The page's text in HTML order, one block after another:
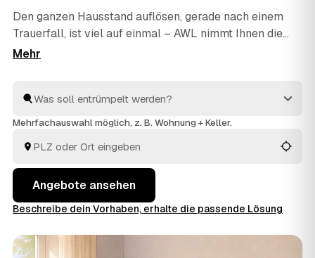
Den ganzen Hausstand auflösen, gerade nach einem
Trauerfall, ist viel auf einmal – AWL nimmt Ihnen die
Suche ab. Eine Anfrage genügt, und geprüfte Anbieter
Keller, Dachboden oder kompletter Nachlass werden
einfühlsam geräumt und fachgerecht entsorgt,
behalten Sie den Überblick, ohne jedem Betrieb einzeln
hinterherzulaufen.
Mehrfachauswahl möglich, z. B. Wohnung + Keller.
Angebote ansehen
Beschreibe dein Vorhaben, erhalte die passende Lösung